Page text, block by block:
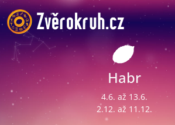
Habr
4.6. až 13.6.
2.12. až 11.12.